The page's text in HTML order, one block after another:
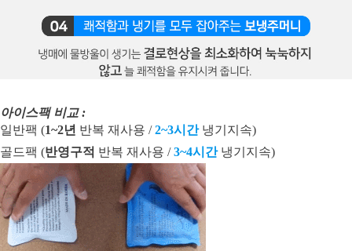
아이스팩 비교 :
일반팩 (1~2년 반복 재사용 /2~3시간냉기지속)
골드팩 (반영구적 반복 재사용 /3~4시간냉기지속)